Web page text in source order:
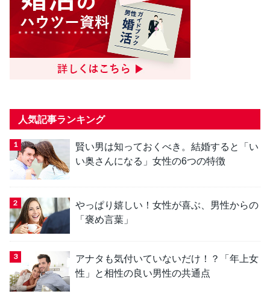
人気記事ランキング
賢い男は知っておくべき。結婚すると「い
い奥さんになる」女性の6つの特徴
やっぱり嬉しい！女性が喜ぶ、男性からの
「褒め言葉」
アナタも気付いていないだけ！？「年上女
性」と相性の良い男性の共通点